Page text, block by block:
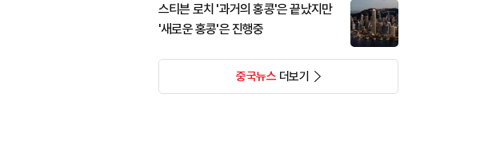
스티븐 로치 '과거의 홍콩'은 끝났지만
'새로운 홍콩'은 진행중
중국뉴스더보기